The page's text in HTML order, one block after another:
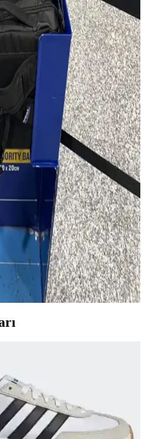
ekipman odaklı yaklaşımı
temsil etmemesi nedeniyle
ve minimalizm ön planda
Seyahati İçin Minimalist
sadece 35 litrelik sırt
ön planda tutuldu. Kıyafet,
seyahat deneyimi anlatılıyor.
ve Maximalizm: İki
İncelenmesi
ve işlevselliği ön planda
zenginliğiyle öne çıkar. Bu iki
moda algısında farklılık yaratır.
Sırt Çantası: Avrupa
Kabin Bagajına Uygun
Ryanair kabin bagajı
organize bölmeleriyle Avrupa içi
bir taşıma seçeneği sunuyor.